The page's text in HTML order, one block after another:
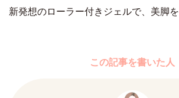
新発想のローラー付きジェルで、美脚
この記事を書いた人